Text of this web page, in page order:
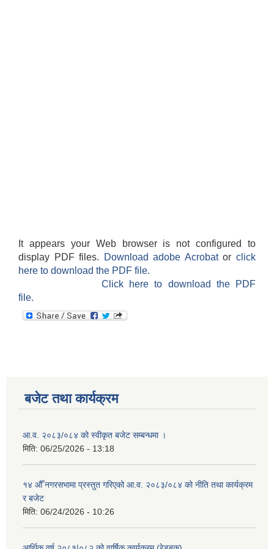
It appears your Web browser is not configured to
display PDF files.
Download adobe Acrobatorclick
here to download the PDF file.
Click here to download the PDF
file.
बजेट तथा कार्यक्रम
आ.व. २०८३/०८४ को स्वीकृत बजेट सम्बन्धमा ।
मिति: 06/25/2026 - 13:18
१४ औँ नगरसभामा प्रस्तुत गरिएको आ.व. २०८३/०८४ को नीति तथा कार्यक्रम
र बजेट
मिति: 06/24/2026 - 10:26